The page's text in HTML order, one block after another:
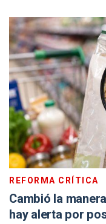
REFORMA CRÍTICA
Cambió la
hay alerta por